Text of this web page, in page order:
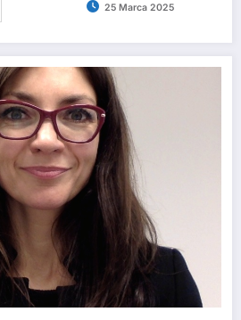
25 Marca 2025